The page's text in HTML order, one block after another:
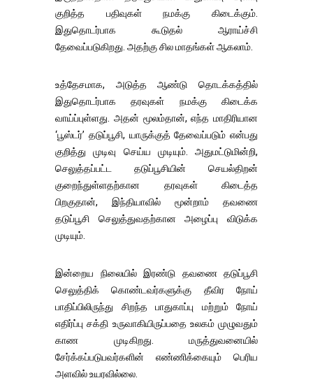
குறித்த பதிவுகள் நமக்கு கிடைக்கும்.
இதுதொடர்பாக கூடுதல் ஆராய்ச்சி
தேவைப்படுகிறது. அதற்கு சில மாதங்கள் ஆகலாம்.
உத்தேசமாக, அடுத்த ஆண்டு தொடக்கத்தில்
இதுதொடர்பாக தரவுகள் நமக்கு கிடைக்க
வாய்ப்புள்ளது. அதன் மூலம்தான், எந்த மாதிரியான
‘பூஸ்டர்’ தடுப்பூசி, யாருக்குத் தேவைப்படும் என்பது
குறித்து முடிவு செய்ய முடியும். அதுமட்டுமின்றி,
செலுத்தப்பட்ட தடுப்பூசியின் செயல்திறன்
குறைந்துள்ளதற்கான தரவுகள் கிடைத்த
பிறகுதான், இந்தியாவில் மூன்றாம் தவணை
தடுப்பூசி செலுத்துவதற்கான அழைப்பு விடுக்க
முடியும்.
இன்றைய நிலையில் இரண்டு தவணை தடுப்பூசி
செலுத்திக் கொண்டவர்களுக்கு தீவிர நோய்
பாதிப்பிலிருந்து சிறந்த பாதுகாப்பு மற்றும் நோய்
எதிர்ப்பு சக்தி உருவாகியிருப்பதை உலகம் முழுவதும்
காண முடிகிறது. மருத்துவனையில்
சேர்க்கப்படுபவர்களின் எண்ணிக்கையும் பெரிய
அளவில் உயரவில்லை.